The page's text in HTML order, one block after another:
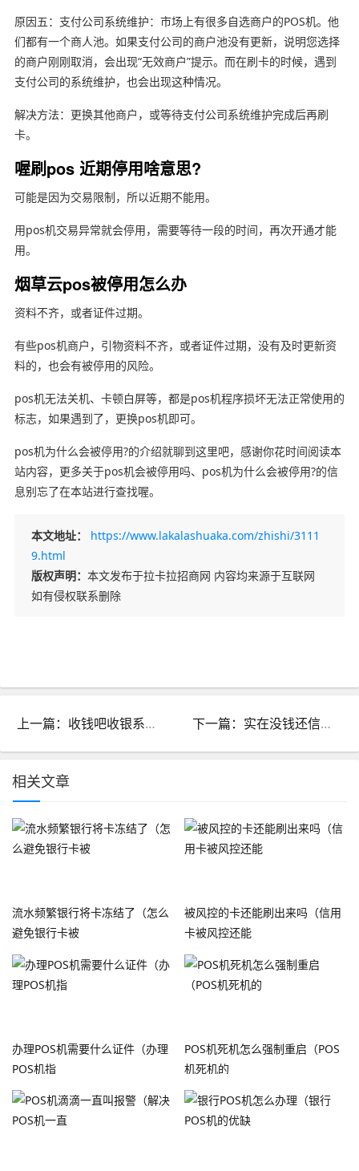
原因五：支付公司系统维护：市场上有很多自选商户的POS机。他
们都有一个商人池。如果支付公司的商户池没有更新，说明您选择
的商户刚刚取消，会出现“无效商户”提示。而在刷卡的时候，遇到
支付公司的系统维护，也会出现这种情况。
解决方法：更换其他商户，或等待支付公司系统维护完成后再刷
卡。
喔刷pos 近期停用啥意思?
可能是因为交易限制，所以近期不能用。
用pos机交易异常就会停用，需要等待一段的时间，再次开通才能
用。
烟草云pos被停用怎么办
资料不齐，或者证件过期。
有些pos机商户，引物资料不齐，或者证件过期，没有及时更新资
料的，也会有被停用的风险。
pos机无法关机、卡顿白屏等，都是pos机程序损坏无法正常使用的
标志，如果遇到了，更换pos机即可。
pos机为什么会被停用?的介绍就聊到这里吧，感谢你花时间阅读本
站内容，更多关于pos机会被停用吗、pos机为什么会被停用?的信
息别忘了在本站进行查找喔。
本文地址：
https://www.lakalashuaka.com/zhishi/3111
9.html
版权声明： 本文发布于拉卡拉招商网 内容均来源于互联网
如有侵权联系删除
上一篇：收钱吧收银系统怎么办理_收钱吧有收银系统吗 下一篇：实在没钱还信用卡怎么办理_确实没钱还信用卡怎么办
相关文章
流水频繁银行将卡冻结了（怎么
避免银行卡被
被风控的卡还能刷出来吗（信用
卡被风控还能
办理POS机需要什么证件（办理
POS机指
POS机死机怎么强制重启（POS
机死机的